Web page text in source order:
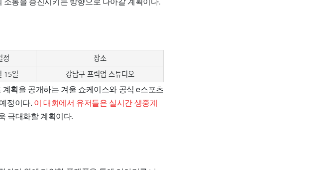
정
장소
15일 강남구 프릭업 스튜디오
획을 공개하는 겨울 쇼케이스와 공식 e스포츠
정이다. 이 대회에서 유저들은 실시간 생중계
극대화할 계획이다.